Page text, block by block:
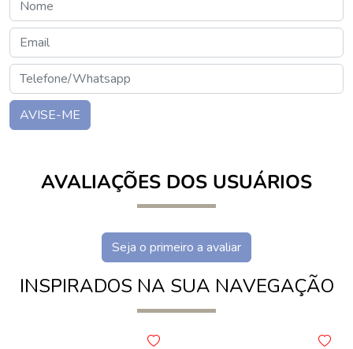
AVISE-ME
AVALIAÇÕES DOS USUÁRIOS
Seja o primeiro a avaliar
INSPIRADOS NA SUA NAVEGAÇÃO